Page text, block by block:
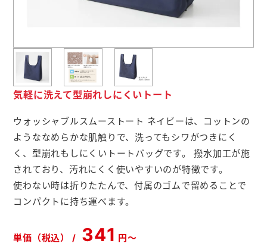
ポケットティッシュ本舗
カレンダー本舗
カイロ本舗
キャンディー本舗
ボックスティッシュ本舗
メモ帳本舗
クリアファイル本舗
うちわ本舗
気軽に洗えて型崩れしにくいトート
ウォッシャブルスムーストート ネイビーは、コットンの
ようななめらかな肌触りで、洗ってもシワがつきにく
く、型崩れもしにくいトートバッグです。 撥水加工が施
されており、汚れにくく使いやすいのが特徴です。
使わない時は折りたたんで、付属のゴムで留めることで
コンパクトに持ち運べます。
単価（税込） / 341 円～